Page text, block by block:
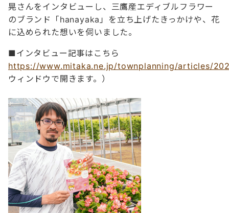
晃さんをインタビューし、三鷹産エディブルフラワー
のブランド「hanayaka」を立ち上げたきっかけや、花
に込められた想いを伺いました。
■インタビュー記事はこちら
https://www.mitaka.ne.jp/townplanning/articles/
ウィンドウで開きます。）